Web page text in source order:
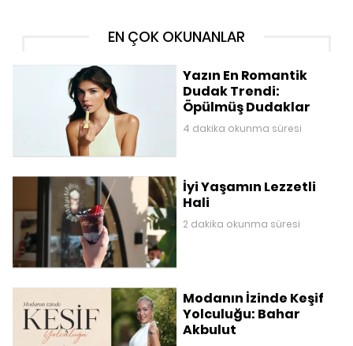
EN ÇOK OKUNANLAR
Yazın En Romantik
Dudak Trendi:
Öpülmüş Dudaklar
4 dakika okunma süresi
İyi Yaşamın Lezzetli
Hali
2 dakika okunma süresi
Modanın İzinde Keşif
Yolculuğu: Bahar
Akbulut